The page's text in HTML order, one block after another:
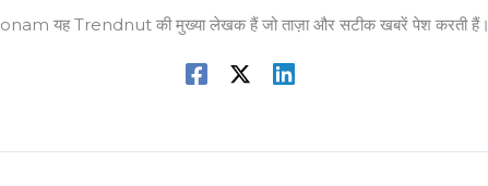
यह Trendnut की मुख्या लेखक हैं जो ताज़ा और सटीक खबरें पेश करती हैं।